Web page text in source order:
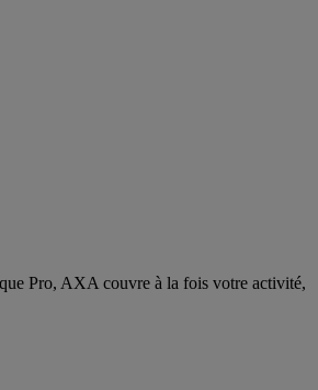
Pro, AXA couvre à la fois votre activité,